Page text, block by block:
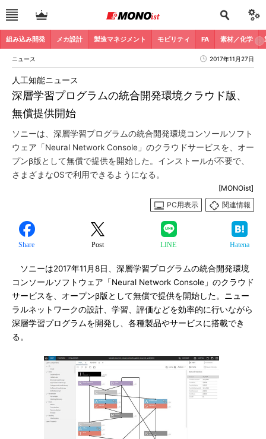
組み込み開発 メカ設計 製造マネジメント モビリティ FA 素材／化学
ニュース 2017年11月27日
深層学習プログラムの統合開発環境クラウド版、
無償提供開始
人工知能ニュース
ソニーは、深層学習プログラムの統合開発環境コンソールソフト
ウェア「Neural Network Console」のクラウドサービスを、オー
プンβ版として無償で提供を開始した。インストールが不要で、
さまざまなOSで利用できるようになる。
[MONOist]
PC用表示
関連情報
Share Post LINE Hatena
ソニーは2017年11月8日、深層学習プログラムの統合開発環境
コンソールソフトウェア「Neural Network Console」のクラウド
サービスを、オープンβ版として無償で提供を開始した。ニュー
ラルネットワークの設計、学習、評価などを効率的に行いながら
深層学習プログラムを開発し、各種製品やサービスに搭載でき
る。